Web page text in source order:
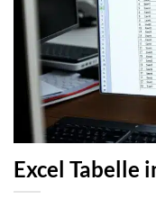
Excel Tabelle